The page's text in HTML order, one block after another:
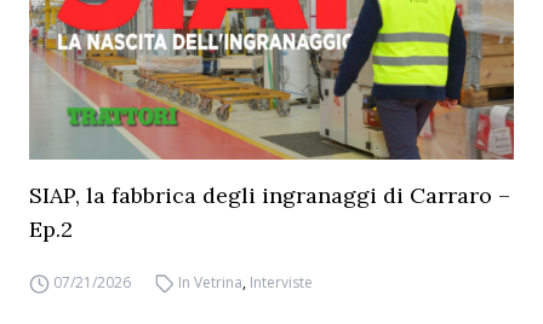
SIAP, la fabbrica degli ingranaggi di Carraro –
Ep.2
07/21/2026 In Vetrina, Interviste